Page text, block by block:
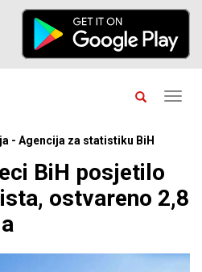
- Agencija za statistiku BiH
BiH posjetilo
ostvareno 2,8